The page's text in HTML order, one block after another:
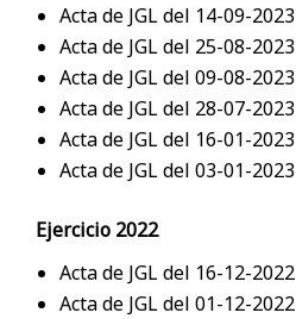
Acta de JGL del 14-09-2023
Acta de JGL del 25-08-2023
Acta de JGL del 09-08-2023
Acta de JGL del 28-07-2023
Acta de JGL del 16-01-2023
Acta de JGL del 03-01-2023
Ejercicio 2022
Acta de JGL del 16-12-2022
Acta de JGL del 01-12-2022